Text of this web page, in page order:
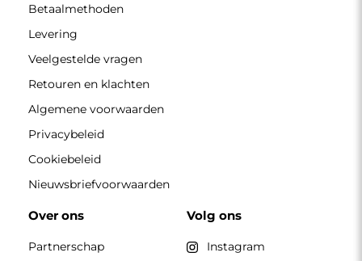
Betaalmethoden
Levering
Veelgestelde vragen
Retouren en klachten
Algemene voorwaarden
Privacybeleid
Cookiebeleid
Nieuwsbriefvoorwaarden
Over ons
Partnerschap
Volg ons
Instagram